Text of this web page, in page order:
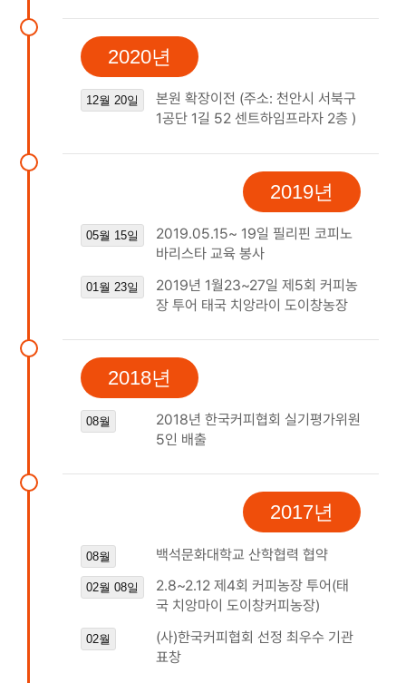
2020년
12월 20일
본원 확장이전 (주소: 천안시 서북구
1공단 1길 52 센트하임프라자 2층 )
2019년
05월 15일
2019.05.15~ 19일 필리핀 코피노
바리스타 교육 봉사
01월 23일
2019년 1월23~27일 제5회 커피농
장 투어 태국 치앙라이 도이창농장
2018년
08월
2018년 한국커피협회 실기평가위원
5인 배출
2017년
08월 백석문화대학교 산학협력 협약
02월 08일
2.8~2.12 제4회 커피농장 투어(태
국 치앙마이 도이창커피농장)
02월
(사)한국커피협회 선정 최우수 기관
표창